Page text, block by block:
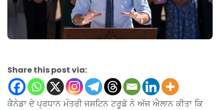
Share this post via:
ਕੈਨੇਡਾ ਦੇ ਪ੍ਰਧਾਨ ਮੰਤਰੀ ਜਸਟਿਨ ਟਰੂਡੋ ਨੇ ਅੱਜ ਐਲਾਨ ਕੀਤਾ ਕਿ